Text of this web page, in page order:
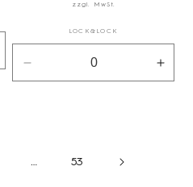
LOCK&LOCK
Verringere
die
die
… 53